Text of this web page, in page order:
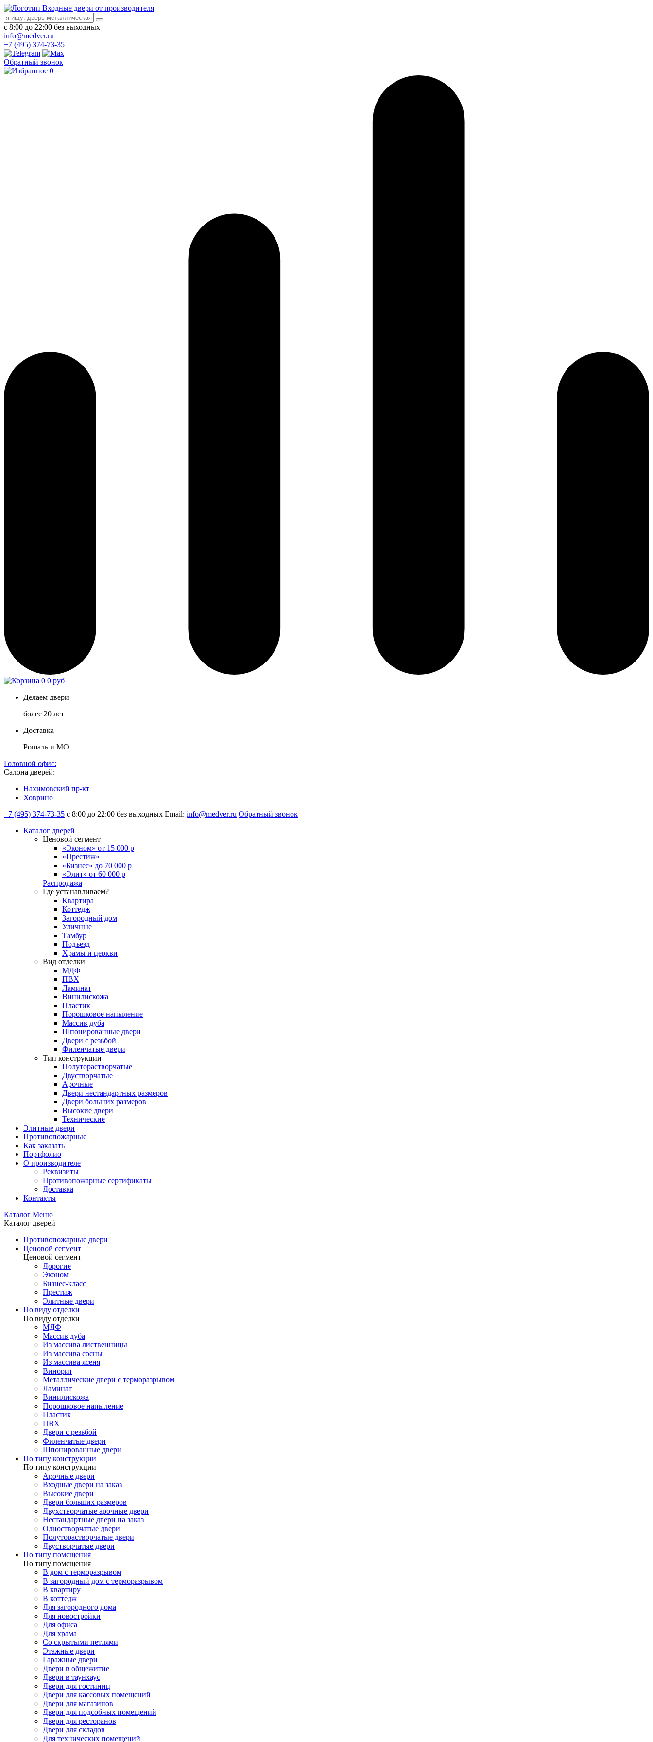
Входные двери от производителя
с 8:00 до 22:00 без выходных
info@medver.ru
+7 (495) 374-73-35
Обратный звонок
0
0 0 руб
Делаем двери
более 20 лет
Доставка
Рошаль и МО
Головной офис:
Салона дверей:
Нахимовский пр-кт
Ховрино
+7 (495) 374-73-35 с 8:00 до 22:00 без выходных Email: info@medver.ru Обратный звонок
Каталог дверей
Ценовой сегмент
«Эконом» от 15 000 р
«Престиж»
«Бизнес» до 70 000 р
«Элит» от 60 000 р
Распродажа
Где устанавливаем?
Квартира
Коттедж
Загородный дом
Уличные
Тамбур
Подъезд
Храмы и церкви
Вид отделки
МДФ
ПВХ
Ламинат
Винилискожа
Пластик
Порошковое напыление
Массив дуба
Шпонированные двери
Двери с резьбой
Филенчатые двери
Тип конструкции
Полуторастворчатые
Двустворчатые
Арочные
Двери нестандартных размеров
Двери больших размеров
Высокие двери
Технические
Элитные двери
Противопожарные
Как заказать
Портфолио
О производителе
Реквизиты
Противопожарные сертификаты
Доставка
Контакты
Каталог Меню
Каталог дверей
Противопожарные двери
Ценовой сегмент
Ценовой сегмент
Дорогие
Эконом
Бизнес-класс
Престиж
Элитные двери
По виду отделки
По виду отделки
МДФ
Массив дуба
Из массива лиственницы
Из массива сосны
Из массива ясеня
Винорит
Металлические двери с терморазрывом
Ламинат
Винилискожа
Порошковое напыление
Пластик
ПВХ
Двери с резьбой
Филенчатые двери
Шпонированные двери
По типу конструкции
По типу конструкции
Арочные двери
Входные двери на заказ
Высокие двери
Двери больших размеров
Двухстворчатые арочные двери
Нестандартные двери на заказ
Одностворчатые двери
Полуторастворчатые двери
Двустворчатые двери
По типу помещения
По типу помещения
В дом с терморазрывом
В загородный дом с терморазрывом
В квартиру
В коттедж
Для загородного дома
Для новостройки
Для офиса
Для храма
Со скрытыми петлями
Этажные двери
Гаражные двери
Двери в общежитие
Двери в таунхаус
Двери для гостиниц
Двери для кассовых помещений
Двери для магазинов
Двери для подсобных помещений
Двери для ресторанов
Двери для складов
Для технических помещений